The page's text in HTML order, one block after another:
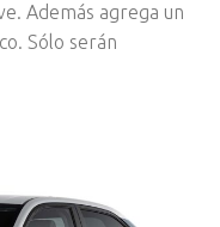
Además agrega un
Sólo serán